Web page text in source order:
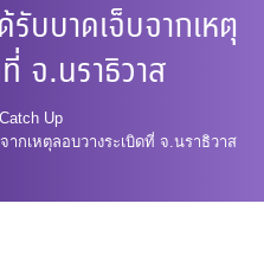
รับบาดเจ็บจากเหตุ
จ.นราธิวาส
Catch Up
ากเหตุลอบวางระเบิดที่ จ.นราธิวาส